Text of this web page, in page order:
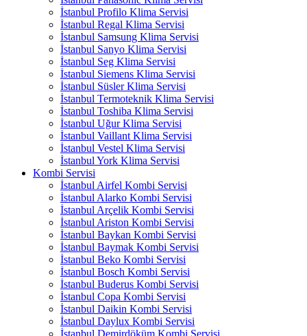
İstanbul Profilo Klima Servisi
İstanbul Regal Klima Servisi
İstanbul Samsung Klima Servisi
İstanbul Sanyo Klima Servisi
İstanbul Seg Klima Servisi
İstanbul Siemens Klima Servisi
İstanbul Süsler Klima Servisi
İstanbul Termoteknik Klima Servisi
İstanbul Toshiba Klima Servisi
İstanbul Uğur Klima Servisi
İstanbul Vaillant Klima Servisi
İstanbul Vestel Klima Servisi
İstanbul York Klima Servisi
Kombi Servisi
İstanbul Airfel Kombi Servisi
İstanbul Alarko Kombi Servisi
İstanbul Arçelik Kombi Servisi
İstanbul Ariston Kombi Servisi
İstanbul Baykan Kombi Servisi
İstanbul Baymak Kombi Servisi
İstanbul Beko Kombi Servisi
İstanbul Bosch Kombi Servisi
İstanbul Buderus Kombi Servisi
İstanbul Copa Kombi Servisi
İstanbul Daikin Kombi Servisi
İstanbul Daylux Kombi Servisi
İstanbul Demirdöküm Kombi Servisi